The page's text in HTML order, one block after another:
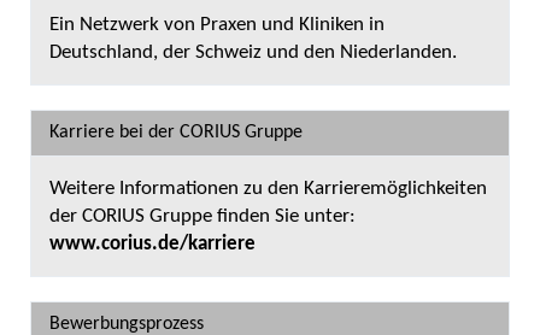
Ein Netzwerk von Praxen und Kliniken in
Deutschland, der Schweiz und den Niederlanden.
Karriere bei der CORIUS Gruppe
Weitere Informationen zu den Karrieremöglichkeiten
der CORIUS Gruppe finden Sie unter:
www.corius.de/karriere
Bewerbungsprozess